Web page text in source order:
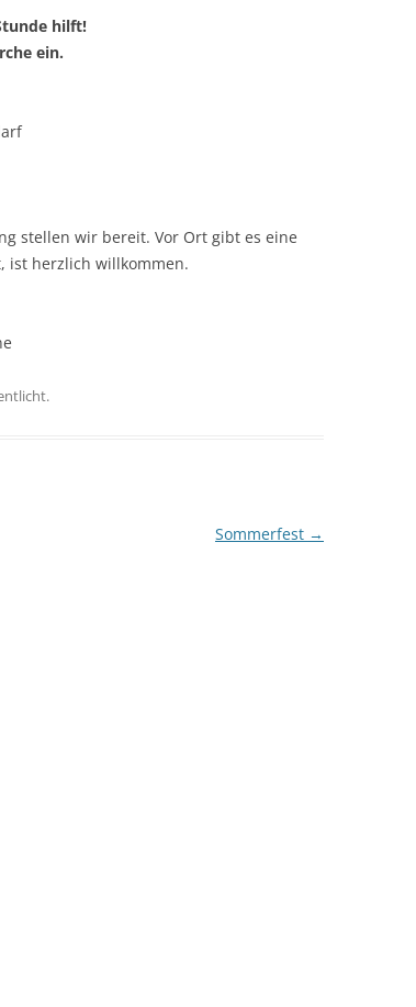
hilft!
ein.
stellen wir bereit. Vor Ort gibt es eine
ist herzlich willkommen.
Sommerfest →